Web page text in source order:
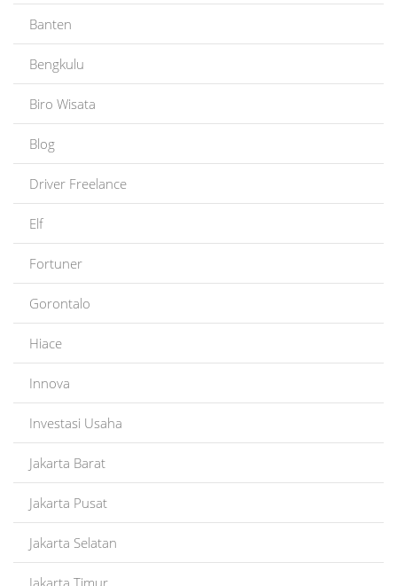
Banten
Bengkulu
Biro Wisata
Blog
Driver Freelance
Elf
Fortuner
Gorontalo
Hiace
Innova
Investasi Usaha
Jakarta Barat
Jakarta Pusat
Jakarta Selatan
Jakarta Timur